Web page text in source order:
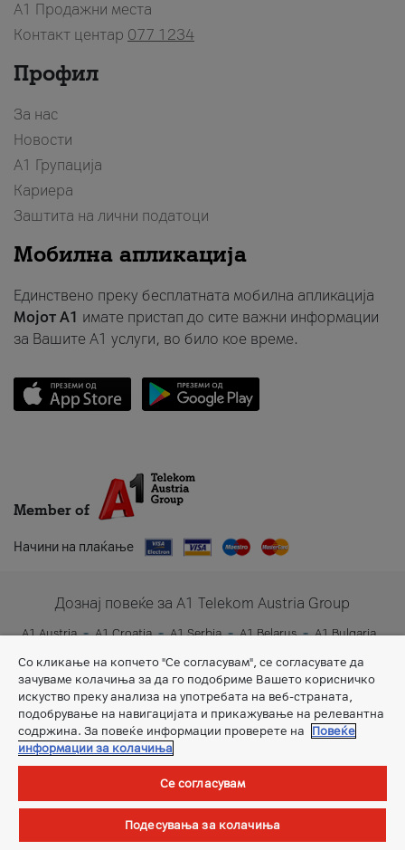
A1 Продажни места
Контакт центар 077 1234
Профил
За нас
Новости
А1 Групација
Кариера
Заштита на лични податоци
Мобилна апликација
Единствено преку бесплатната мобилна апликација
Мојот A1 имате пристап до сите важни информации
за Вашите A1 услуги, во било кое време.
Member of
Начини на плаќање
Дознај повеќе за A1 Telekom Austria Group
A1 Austria A1 Croatia A1 Serbia A1 Belarus
A1 Bulgaria
©Сите права задржани.А1 Македонија ДООЕЛ
Општи услови
Со кликање на копчето "Се согласувам", се согласувате да
зачуваме колачиња за да го подобриме Вашето корисничко
искуство преку анализа на употребата на веб-страната,
подобрување на навигацијата и прикажување на релевантна
содржина. За повеќе информации проверете на
Повеќе
информации за колачиња
Се согласувам
Подесувања за колачиња